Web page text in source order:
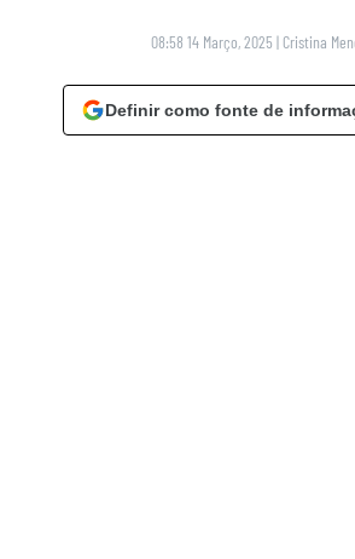
08:58 14 Março, 2025 | Cristina
Definir como fonte de